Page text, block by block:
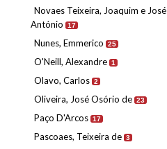
Novaes Teixeira, Joaquim e José
António
17
Nunes, Emmerico 25
O'Neill, Alexandre 1
Olavo, Carlos 2
Oliveira, José Osório de 23
Paço D'Arcos 17
Pascoaes, Teixeira de 3